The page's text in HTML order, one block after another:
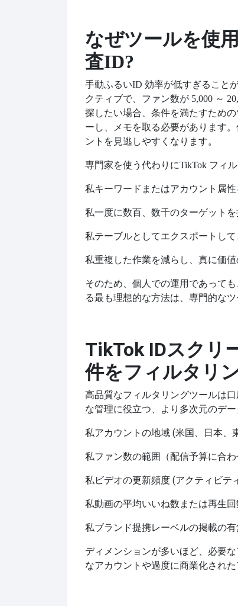
なぜツールを使
査ID?
手動ふるいID 効率が低すぎること
クティブで、ファン数が 5,000 ～
探したい場合、条件を満たすため
ーし、メモを取る必要があります
ントを見逃しやすくなります。
専門家を使う代わりにTikTok フィ
私キーワードまたはアカウント属
私一度に数百、数千のターゲットを
私テーブルとしてエクスポートし
私重複した作業を減らし、真に価
そのため、個人での運用であって
る最も理想的な方法は、専門的な
TikTok IDスクリ
件をフィルタリ
高品質なフィルタリングツールは
な管理に役立つ、より多次元のデー
私アカウントの地域 (米国、日本、
私ファン数の範囲（配信予算に合わ
私ビデオの更新頻度 (アクティビテ
私動画の平均いいね数または再生回
私ブランド提携レーベルの掲載の
ディメンションが多いほど、必要
なアカウントや過度に商業化され